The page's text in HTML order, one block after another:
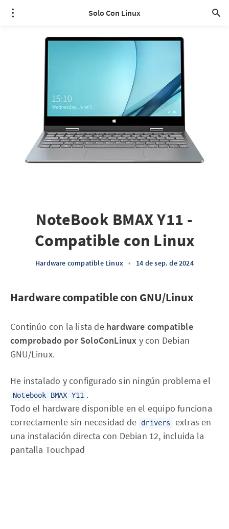
Solo Con Linux
NoteBook BMAX Y11 -
Compatible con Linux
Hardware compatible Linux • 14 de sep. de 2024
Hardware compatible con GNU/Linux
Continúo con la lista de hardware compatible
comprobado por SoloConLinux y con Debian
GNU/Linux.
He instalado y configurado sin ningún problema el
Notebook BMAX Y11 .
Todo el hardware disponible en el equipo funciona
correctamente sin necesidad de
drivers
extras en
una instalación directa con Debian 12, incluida la
pantalla Touchpad